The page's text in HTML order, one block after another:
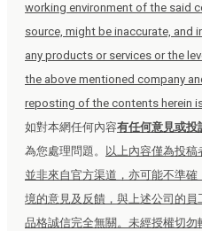
working environment of the said
source, might be inaccurate, and
any products or services or the
the above mentioned company
reposting of the contents herein
如對本網任何內容有任何意見或投
為您處理問題。
以上內容僅為投稿
並非來自官方渠道，亦可能不準
境的意見及反饋，與上述公司的
品格誠信完全無關。未經授權切